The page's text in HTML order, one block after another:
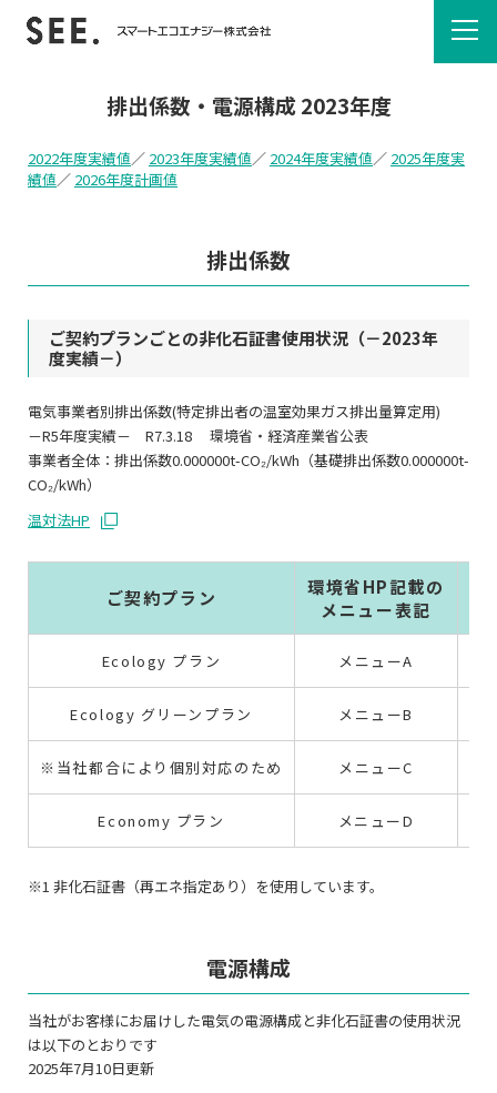
排出係数・電源構成 2023年度
2022年度実績値／ 2023年度実績値／ 2024年度実績値／ 2025年度実
績値／ 2026年度計画値
排出係数
ご契約プランごとの非化石証書使用状況（－2023年
度実績－）
電気事業者別排出係数(特定排出者の温室効果ガス排出量算定用)
－R5年度実績－ R7.3.18 環境省・経済産業省公表
事業者全体：排出係数0.000000t-CO₂/kWh（基礎排出係数0.000000t-
CO₂/kWh）
温対法HP
ご契約プラン
環境省HP記載の
メニュー表記
Ecology プラン メニューA
Ecology グリーンプラン メニューB
※当社都合により個別対応のため メニューC
Economy プラン メニューD
※1 非化石証書（再エネ指定あり）を使用しています。
電源構成
当社がお客様にお届けした電気の電源構成と非化石証書の使用状況
は以下のとおりです
2025年7月10日更新